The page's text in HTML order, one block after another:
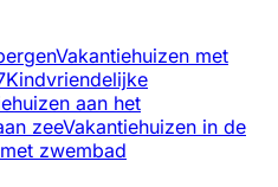
Vakantiehuizen met
Kindvriendelijke
aan het
zeeVakantiehuizen in de
zwembad